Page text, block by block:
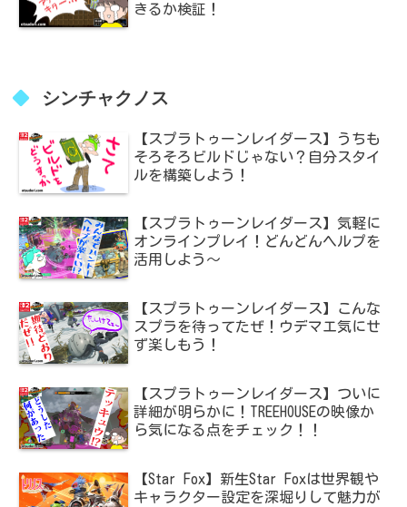
きるか検証！
シンチャクノス
【スプラトゥーンレイダース】うちも
そろそろビルドじゃない？自分スタイ
ルを構築しよう！
【スプラトゥーンレイダース】気軽に
オンラインプレイ！どんどんヘルプを
活用しよう～
【スプラトゥーンレイダース】こんな
スプラを待ってたぜ！ウデマエ気にせ
ず楽しもう！
【スプラトゥーンレイダース】ついに
詳細が明らかに！TREEHOUSEの映像か
ら気になる点をチェック！！
【Star Fox】新生Star Foxは世界観や
キャラクター設定を深堀りして魅力が